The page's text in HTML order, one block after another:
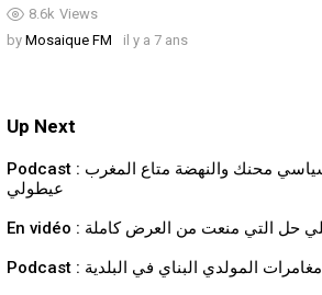
8.6k Views
by Mosaique FM il y a 7 ans
Up Next
Podcast : فوزي البنزرتي: أنا سياسي محنك والنهضة متاع المغرب
عيطولي
Podcast : مغامرات المولدي البناي في البلدية